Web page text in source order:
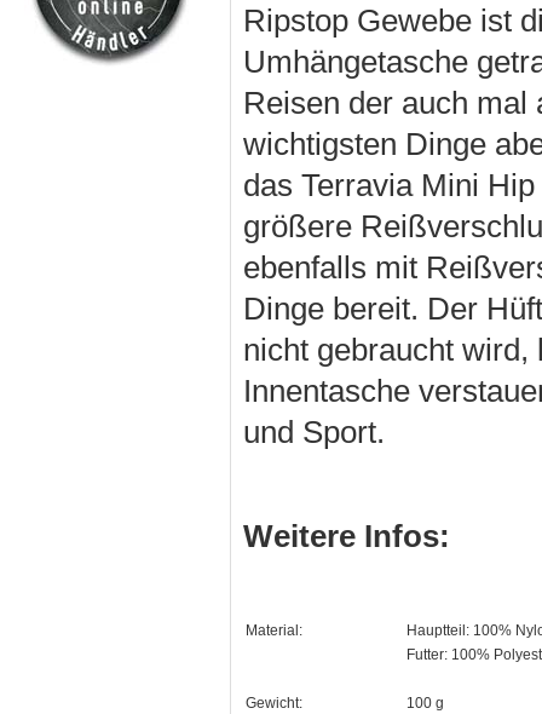
Ripstop Gewebe ist
Umhängetasche
Reisen der auch
wichtigsten Dinge
das Terravia Mini
größere
ebenfalls mit
Dinge bereit. Der
nicht gebraucht wird,
Innentasche
und Sport.
Weitere Infos:
Material:
Hauptteil: 100%
Futter: 100%
Gewicht: 100 g